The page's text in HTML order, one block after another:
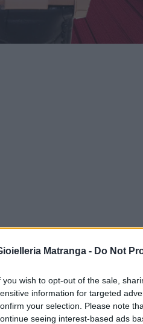
Matranga - Do Not
you wish to opt-out of the sale,
information for targeted
your selection. Please note
seeing interest-based ads